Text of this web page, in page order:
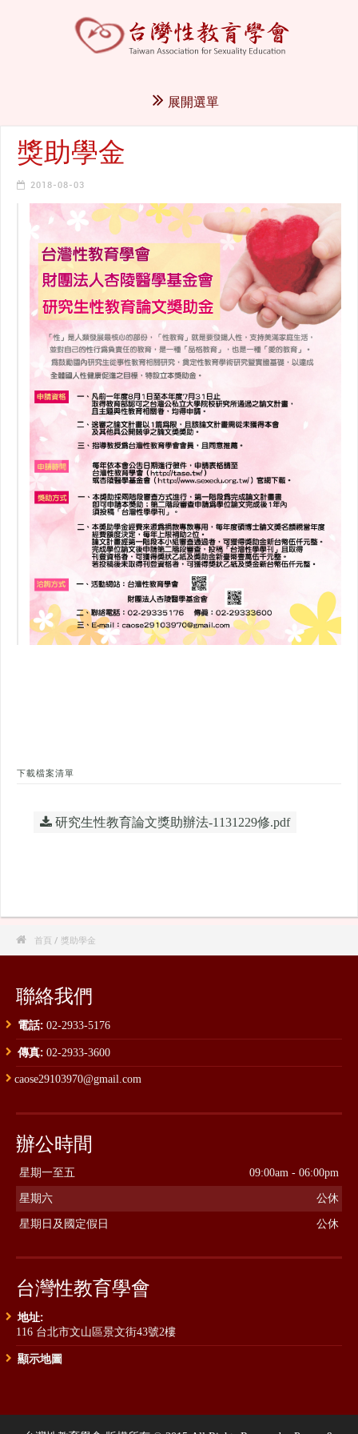
展開選單
獎助學金
2018-08-03
下載檔案清單
研究生性教育論文獎助辦法-1131229修.pdf
 首頁 / 獎助學金
聯絡我們
電話: 02-2933-5176
傳真: 02-2933-3600
caose29103970@gmail.com
辦公時間
星期一至五 09:00am - 06:00pm
星期六 公休
星期日及國定假日 公休
台灣性教育學會
地址:
116 台北市文山區景文街43號2樓
顯示地圖